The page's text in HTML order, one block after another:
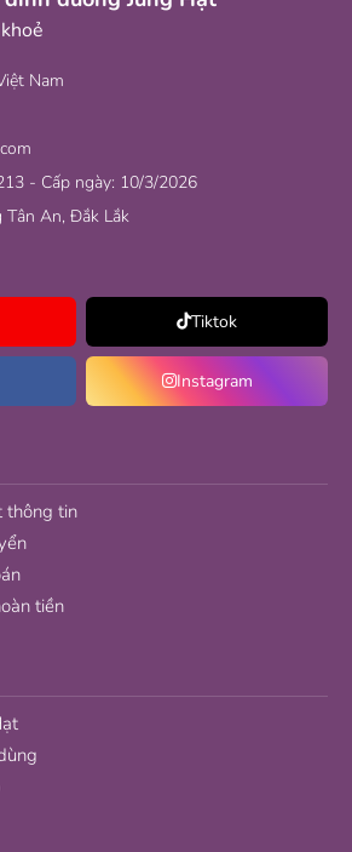
Nam
- Cấp ngày: 10/3/2026
Tân An, Đắk Lắk
Tiktok
Instagram
thông tin
tiền